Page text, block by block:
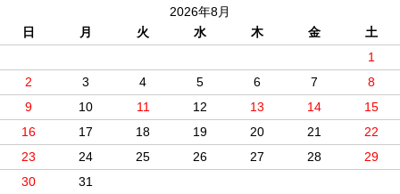
2026年8月
日
月 火 水 木 金
土
1
2
3 4 5 6 7
8
9
10 11 12 13 14
15
16
17 18 19 20 21
22
23
24 25 26 27 28
29
30
31